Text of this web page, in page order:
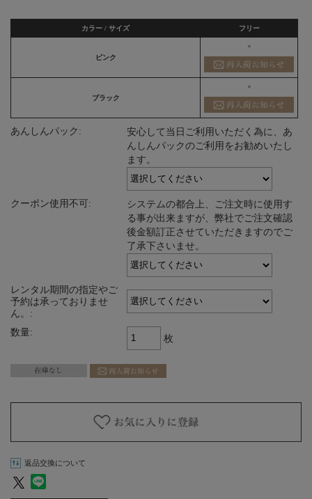
カラー / サイズ フリー
ピンク
×
ブラック
×
あんしんパック:
安心して当日ご利用いただく為に、あ
んしんパックのご利用をお勧めいたし
ます。
クーポン使用不可:
システムの都合上、ご注文時に使用す
る事が出来ますが、弊社でご注文確認
後金額訂正させていただきますのでご
了承下さいませ。
レンタル期間の指定やご
予約は承っておりませ
ん。:
数量:
枚
返品交換について